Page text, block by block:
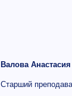
Валова
Старший